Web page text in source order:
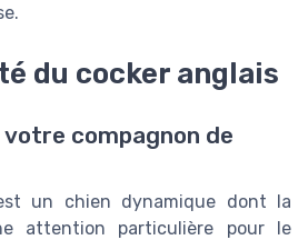
du cocker anglais
votre compagnon de
un chien dynamique dont la
attention particulière pour le